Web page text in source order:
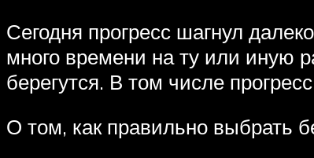
Сегодня прогресс шагнул
много времени на ту или иную
берегутся. В том числе
О том, как правильно выбрать